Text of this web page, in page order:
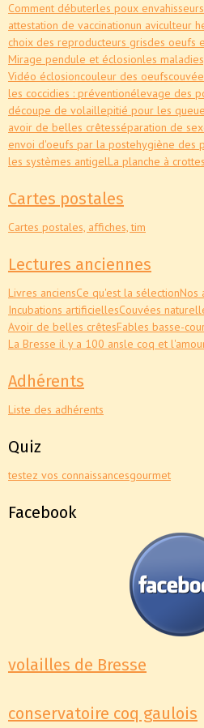
Comment débuterles poux
attestation de vaccinationun aviculteur
choix des reproducteurs grisdes oeufs
Mirage pendule et éclosionles
Vidéo éclosioncouleur des oeufs
les coccidies : préventionélevage des
découpe de volaillepitié pour les
avoir de belles crêtesséparation de
envoi d'oeufs par la postehygiène des
les systèmes antigelLa planche à crottes
Cartes postales
Cartes postales, affiches, tim
Lectures anciennes
Livres anciensCe qu'est la sélectionNos
Incubations artificiellesCouvées
Avoir de belles crêtesFables basse-
La Bresse il y a 100 ansle coq et
Adhérents
Liste des adhérents
Quiz
testez vos connaissancesgourmet
Facebook
volailles de Bresse
conservatoire coq gaulois